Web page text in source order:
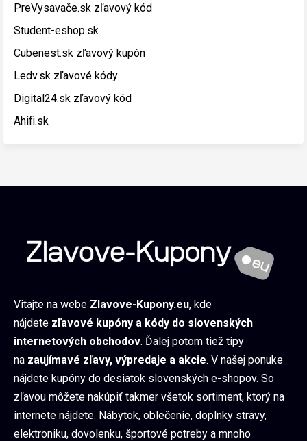
PreVysavače.sk zľavový kód
Student-eshop.sk
Cubenest.sk zľavový kupón
Ledv.sk zľavové kódy
Digital24.sk zľavový kód
Ahifi.sk
Vitajte na webe Zlavove-Kupony.eu, kde
nájdete zľavové kupóny a kódy do slovenských
internetových obchodov. Ďalej potom tiež tipy
na zaujímavé zľavy, výpredaje a akcie. V našej ponuke
nájdete kupóny do desiatok slovenských e-shopov. So
zľavou môžete nakúpiť takmer všetok sortiment, ktorý na
internete nájdete. Nábytok, oblečenie, doplnky stravy,
elektroniku, dovolenku, športové potreby a mnoho